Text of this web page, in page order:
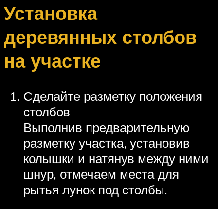
Установка
деревянных столбов
на участке
Сделайте разметку положения
столбов
Выполнив предварительную
разметку участка, установив
колышки и натянув между ними
шнур, отмечаем места для
рытья лунок под столбы.